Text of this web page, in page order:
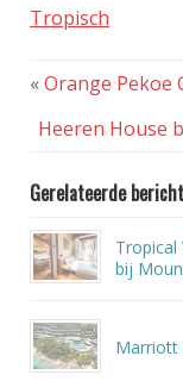
Tropisch
«Orange Pekoe
Heeren House
Gerelateerde
Tropical
bij
Marriott